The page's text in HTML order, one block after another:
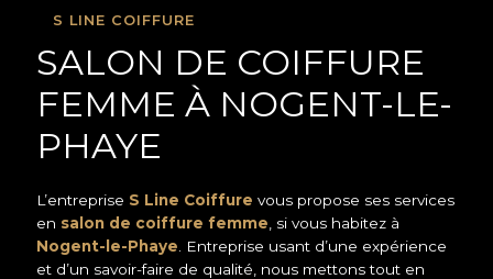
S LINE COIFFURE
SALON DE COIFFURE
FEMME À NOGENT-LE-
PHAYE
L’entreprise S Line Coiffure vous propose ses services
en salon de coiffure femme , si vous habitez à
Nogent-le-Phaye . Entreprise usant d’une expérience
et d’un savoir-faire de qualité, nous mettons tout en